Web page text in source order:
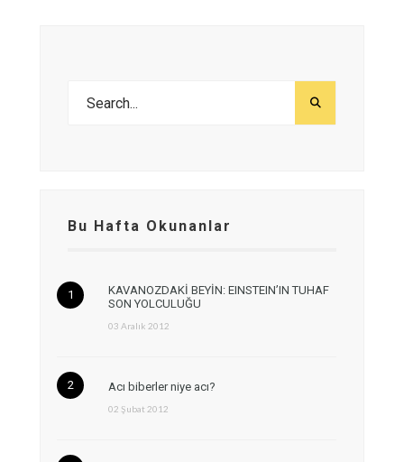
Bu Hafta Okunanlar
KAVANOZDAKİ BEYİN: EINSTEIN’IN TUHAF
SON YOLCULUĞU
03 Aralık 2012
Acı biberler niye acı?
02 Şubat 2012